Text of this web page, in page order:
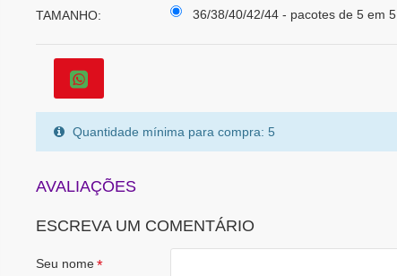
TAMANHO: 36/38/40/42/44 - pacotes de 5 em 5
Quantidade mínima para compra: 5
AVALIAÇÕES
ESCREVA UM COMENTÁRIO
Seu nome